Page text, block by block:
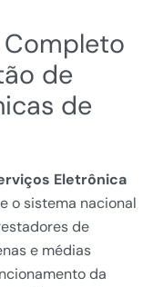
Completo
de
de
Eletrônica
o sistema nacional
de
e médias
da